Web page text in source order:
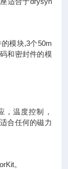
模块,3个50m
和密封件的模
，温度控制，
合任何的磁力
。